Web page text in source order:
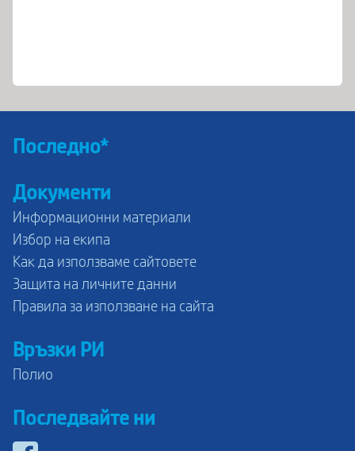
Последно*
Документи
Информационни материали
Избор на екипа
Как да използваме сайтовете
Защита на личните данни
Правила за използване на сайта
Връзки РИ
Полио
Последвайте ни